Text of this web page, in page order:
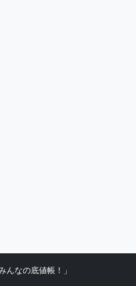
なの底値帳！」